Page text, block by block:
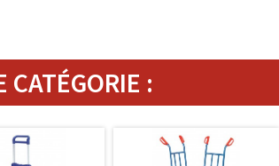
CATÉGORIE :